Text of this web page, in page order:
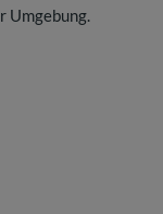
Umgebung.